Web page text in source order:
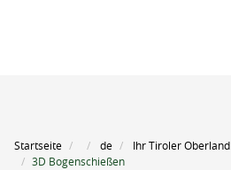
Startseite de Ihr Tiroler Oberland
3D Bogenschießen